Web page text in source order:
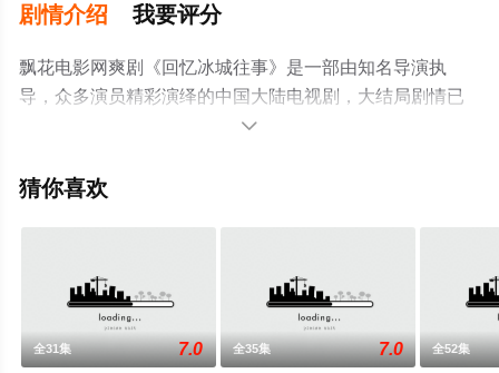
剧情介绍 我要评分
飘花电影网爽剧《回忆冰城往事》是一部由知名导演执
导，众多演员精彩演绎的中国大陆电视剧，大结局剧情已
揭晓（全87集），手机免费观看高清未删减完整版电视剧
电视猫或剧情网等平台了解。

猜你喜欢
全31集 7.0 全35集 7.0 全52集